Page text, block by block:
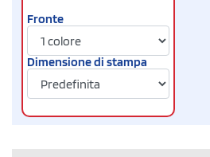
Fronte
Dimensione di stampa